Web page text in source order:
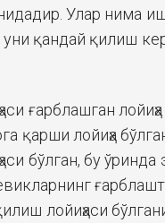
Улар нима
қандай қилиш
ғарблашган
қарши лойиҳа
бўлган, бу ўринда
лойиҳаси